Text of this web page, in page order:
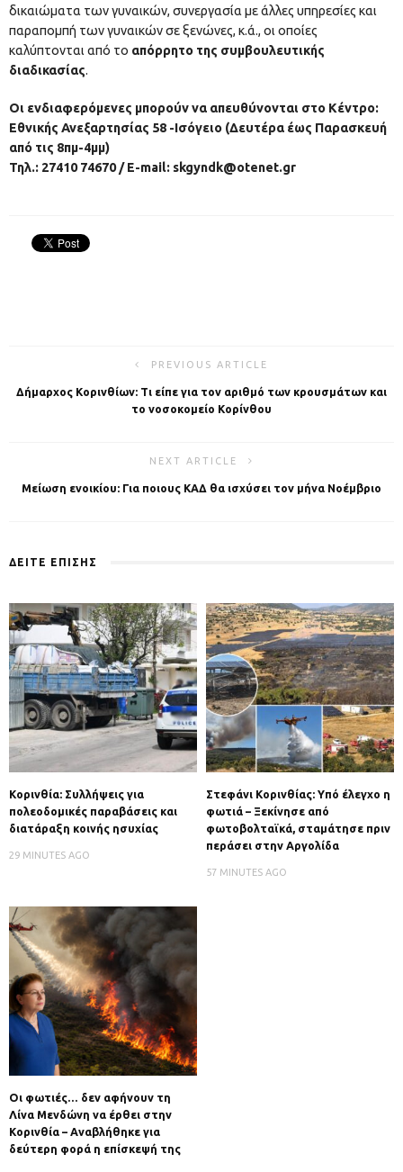
δικαιώματα των γυναικών, συνεργασία με άλλες υπηρεσίες και
παραπομπή των γυναικών σε ξενώνες, κ.ά., οι οποίες
καλύπτονται από το απόρρητο της συμβουλευτικής
διαδικασίας.
Οι ενδιαφερόμενες μπορούν να απευθύνονται στο Κέντρο:
Εθνικής Ανεξαρτησίας 58 -Ισόγειο (Δευτέρα έως Παρασκευή
από τις 8πμ-4μμ)
Τηλ.: 27410 74670 / E-mail: skgyndk@otenet.gr
PREVIOUS ARTICLE
Δήμαρχος Κορινθίων: Τι είπε για τον αριθμό των κρουσμάτων και
το νοσοκομείο Κορίνθου
NEXT ARTICLE
Μείωση ενοικίου: Για ποιους ΚΑΔ θα ισχύσει τον μήνα Νοέμβριο
ΔΕΙΤΕ ΕΠΙΣΗΣ
Κορινθία: Συλλήψεις για
πολεοδομικές παραβάσεις και
διατάραξη κοινής ησυχίας
29 MINUTES AGO
Στεφάνι Κορινθίας: Υπό έλεγχο η
φωτιά – Ξεκίνησε από
φωτοβολταϊκά, σταμάτησε πριν
περάσει στην Αργολίδα
57 MINUTES AGO
Οι φωτιές… δεν αφήνουν τη
Λίνα Μενδώνη να έρθει στην
Κορινθία – Αναβλήθηκε για
δεύτερη φορά η επίσκεψή της